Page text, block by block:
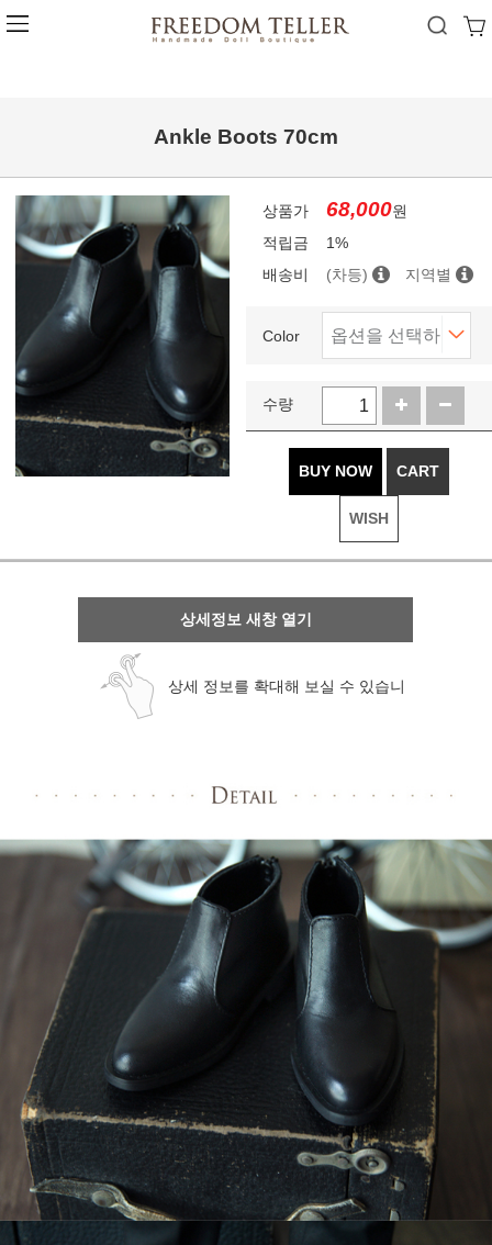
Ankle Boots 70cm
상품가 68,000원
적립금
1%
배송비
(차등) 지역별
Color
수량
BUY NOW CART
WISH
상세정보 새창 열기
상세 정보를 확대해 보실 수 있습니